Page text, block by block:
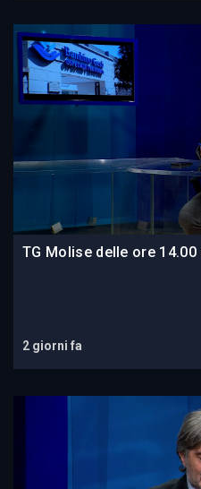
TG Molise delle ore
2 giorni fa